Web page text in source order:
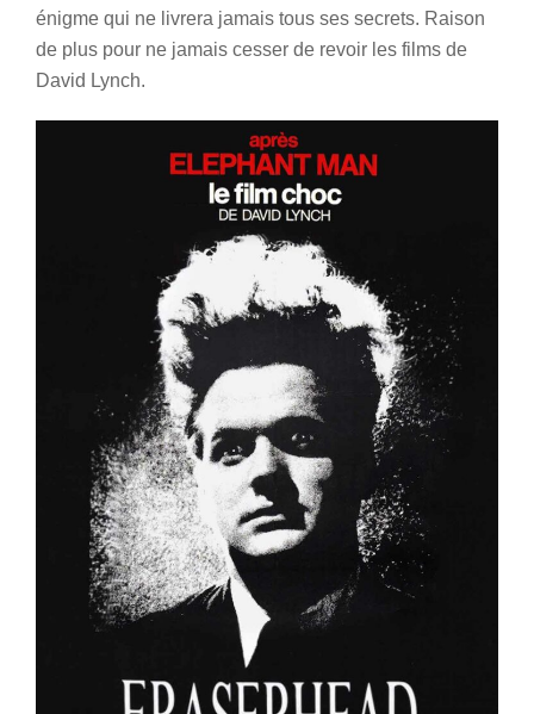
énigme qui ne livrera jamais tous ses secrets. Raison
de plus pour ne jamais cesser de revoir les films de
David Lynch.